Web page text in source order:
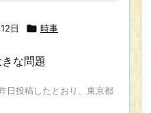
日  時事
な問題
投稿したとおり、東京都